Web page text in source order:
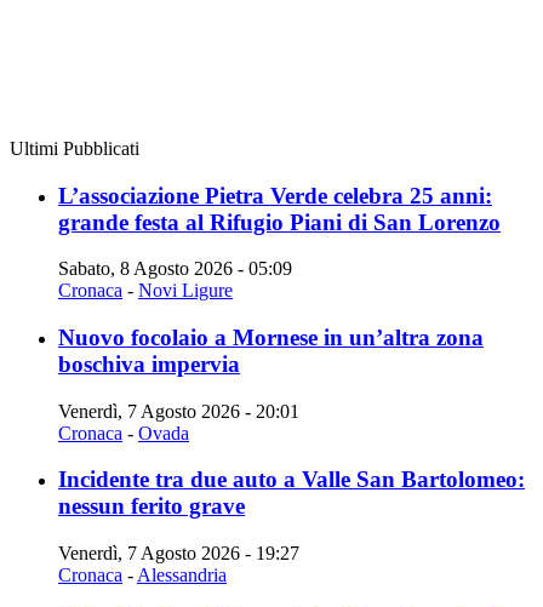
Ultimi Pubblicati
L’associazione Pietra Verde celebra 25 anni:
grande festa al Rifugio Piani di San Lorenzo
Sabato, 8 Agosto 2026 - 05:09
Cronaca - Novi Ligure
Nuovo focolaio a Mornese in un’altra zona
boschiva impervia
Venerdì, 7 Agosto 2026 - 20:01
Cronaca - Ovada
Incidente tra due auto a Valle San Bartolomeo:
nessun ferito grave
Venerdì, 7 Agosto 2026 - 19:27
Cronaca - Alessandria